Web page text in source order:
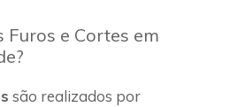
Furos e Cortes em
são realizados por